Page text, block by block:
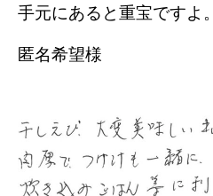
手元にあると重宝ですよ。
匿名希望様